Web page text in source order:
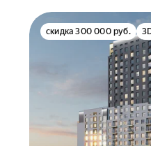
скидка 300 000 руб.